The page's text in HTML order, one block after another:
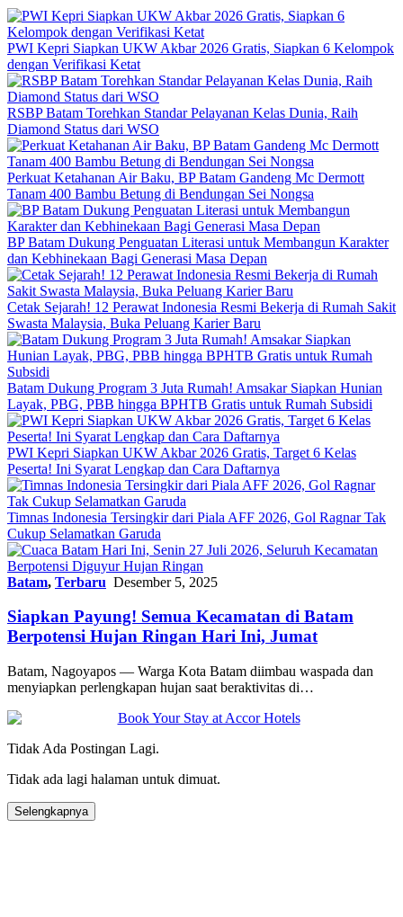
PWI Kepri Siapkan UKW Akbar 2026 Gratis, Siapkan 6 Kelompok
dengan Verifikasi Ketat
RSBP Batam Torehkan Standar Pelayanan Kelas Dunia, Raih
Diamond Status dari WSO
Perkuat Ketahanan Air Baku, BP Batam Gandeng Mc Dermott
Tanam 400 Bambu Betung di Bendungan Sei Nongsa
BP Batam Dukung Penguatan Literasi untuk Membangun Karakter
dan Kebhinekaan Bagi Generasi Masa Depan
Cetak Sejarah! 12 Perawat Indonesia Resmi Bekerja di Rumah Sakit
Swasta Malaysia, Buka Peluang Karier Baru
Batam Dukung Program 3 Juta Rumah! Amsakar Siapkan Hunian
Layak, PBG, PBB hingga BPHTB Gratis untuk Rumah Subsidi
PWI Kepri Siapkan UKW Akbar 2026 Gratis, Target 6 Kelas
Peserta! Ini Syarat Lengkap dan Cara Daftarnya
Timnas Indonesia Tersingkir dari Piala AFF 2026, Gol Ragnar Tak
Cukup Selamatkan Garuda
Batam, Terbaru Desember 5, 2025
Siapkan Payung! Semua Kecamatan di Batam
Berpotensi Hujan Ringan Hari Ini, Jumat
Batam, Nagoyapos — Warga Kota Batam diimbau waspada dan
menyiapkan perlengkapan hujan saat beraktivitas di…
Tidak Ada Postingan Lagi.
Tidak ada lagi halaman untuk dimuat.
Selengkapnya